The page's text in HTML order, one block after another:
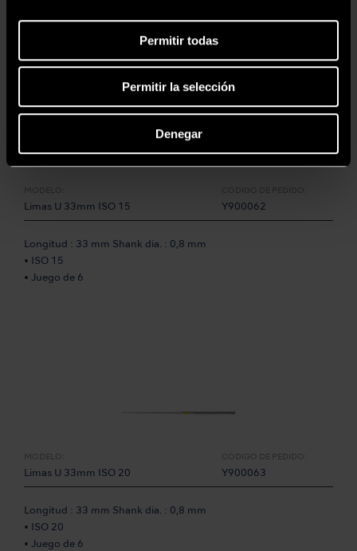
Permitir todas
Permitir la selección
Denegar
MODELO:
Limas U 33mm ISO 15 Y900062
Longitud : 33 mm Shank dia. : 0,8 mm
• ISO 15
• Juego de 6
MODELO:
Limas U 33mm ISO 20
CÓDIGO DE PEDIDO:
Y900063
Longitud : 33 mm Shank dia. : 0,8 mm
• ISO 20
• Juego de 6